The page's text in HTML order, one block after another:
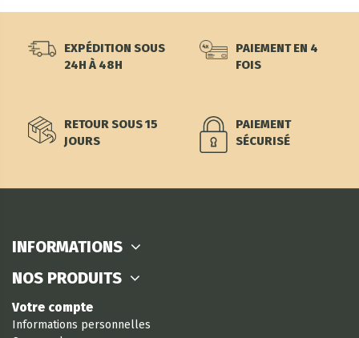
EXPÉDITION SOUS
24H À 48H
PAIEMENT EN 4
FOIS
RETOUR SOUS 15
JOURS
PAIEMENT
SÉCURISÉ
INFORMATIONS
NOS PRODUITS
Votre compte
Informations personnelles